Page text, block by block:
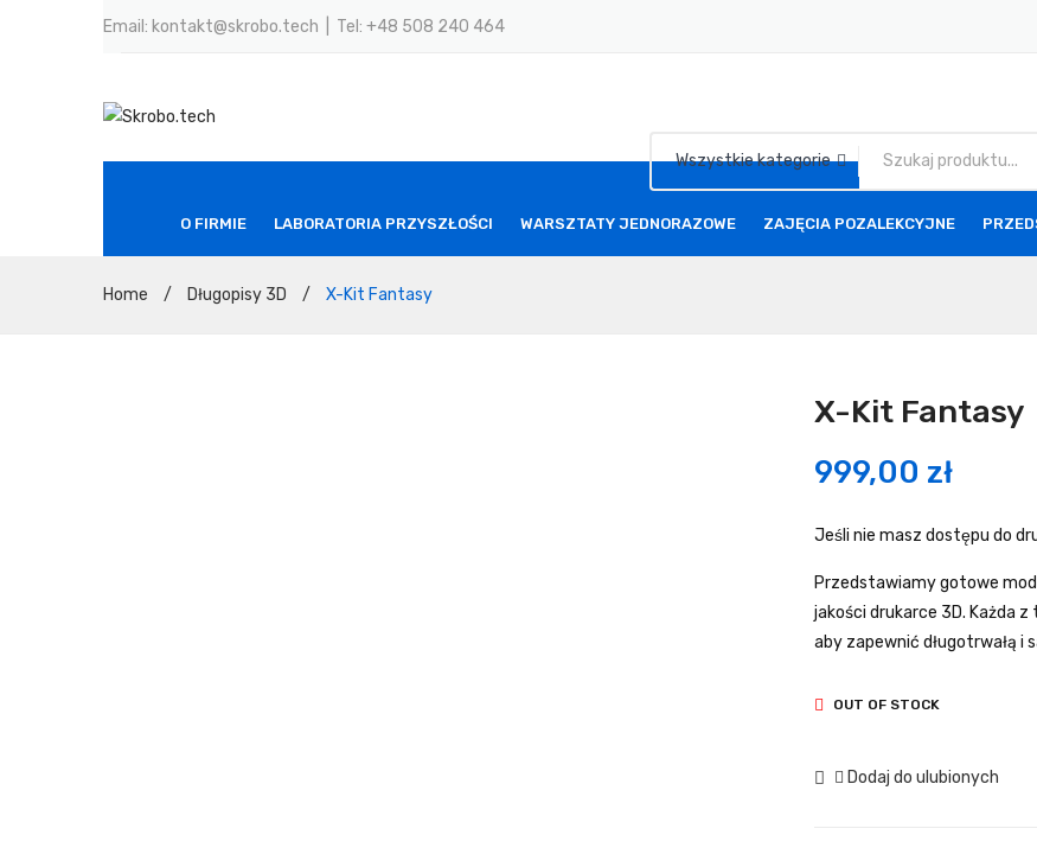
Email: kontakt@skrobo.tech | Tel: +48 508 240 464
Wszystkie kategorie
O FIRMIE LABORATORIA PRZYSZŁOŚCI WARSZTATY JEDNORAZOWE ZAJĘCIA POZALEKCYJNE
Home / Długopisy 3D / X-Kit Fantasy
X-Kit Fantasy
999,00 zł
Jeśli nie masz dostępu do
Przedstawiamy gotowe
jakości drukarce 3D. Każda
aby zapewnić długotrwałą
OUT OF STOCK
Dodaj do ulubionych